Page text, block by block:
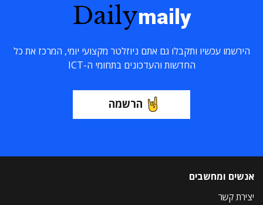
Dailymaily
הירשמו עכשיו ותקבלו גם אתם ניוזלטר מקצועי יומי, המרכז את כל
החדשות והעדכונים בתחומי ה-ICT
הרשמה
אנשים ומחשבים
יצירת קשר